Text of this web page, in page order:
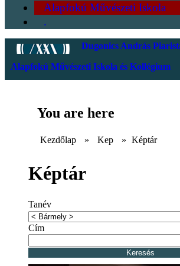
Alapfokú Művészeti Iskola
.
Dugonics András
Alapfokú Művészeti Iskola és Kollégium
You are here
Kezdőlap » Kep » Képtár
Képtár
Tanév
Cím